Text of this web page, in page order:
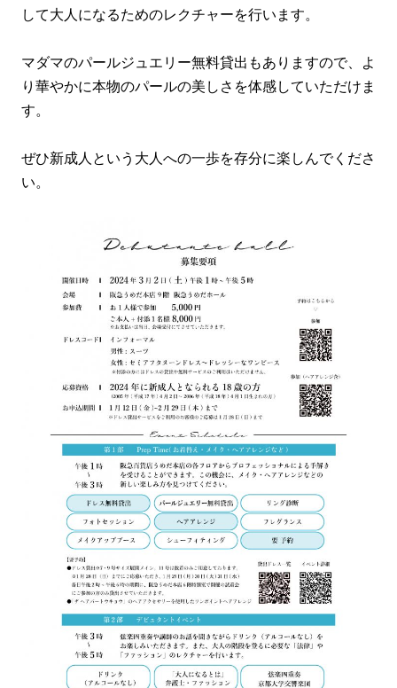
して大人になるためのレクチャーを行います。
マダマのパールジュエリー無料貸出もありますので、よ
り華やかに本物のパールの美しさを体感していただけま
す。
ぜひ新成人という大人への一歩を存分に楽しんでくださ
い。